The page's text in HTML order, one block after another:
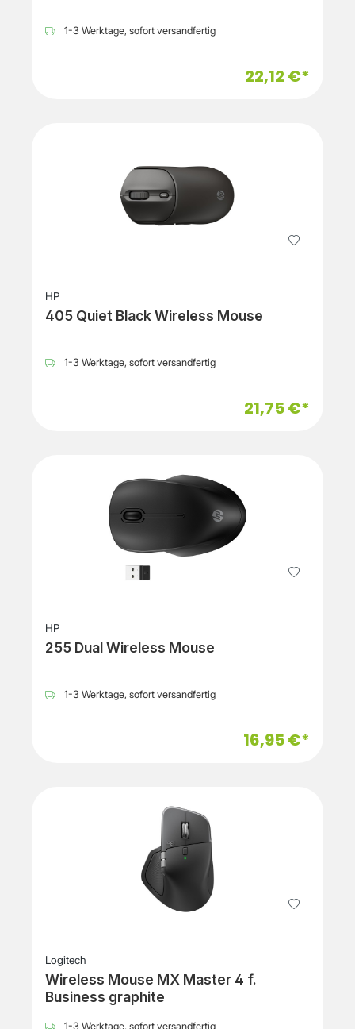
1-3 Werktage, sofort versandfertig
22,12 €*
HP
405 Quiet Black Wireless Mouse
1-3 Werktage, sofort versandfertig
21,75 €*
HP
255 Dual Wireless Mouse
1-3 Werktage, sofort versandfertig
16,95 €*
Logitech
Wireless Mouse MX Master 4 f.
Business graphite
1-3 Werktage, sofort versandfertig